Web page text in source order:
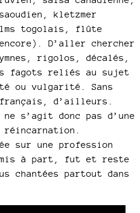
kletzmer
togolais, flûte
D’aller chercher
rigolos, décalés,
fagots reliés au sujet
ou vulgarité. Sans
français, d’ailleurs.
s’agit donc pas d’une
réincarnation.
sur une profession
à part, fut et reste
chantées partout dans